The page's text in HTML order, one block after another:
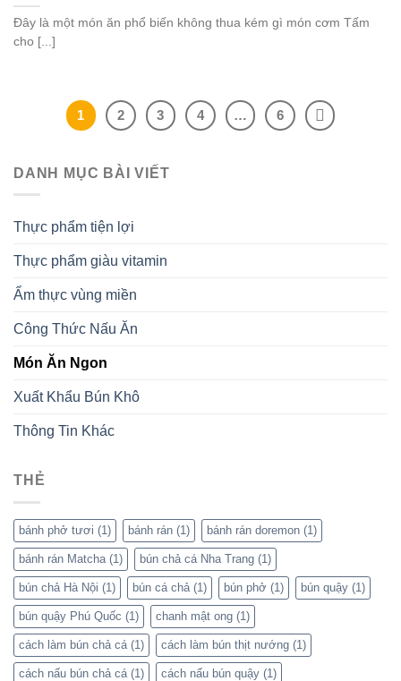
Đây là một món ăn phổ biến không thua kém gì món cơm Tấm
cho [...]
1 2 3 4 … 6
DANH MỤC BÀI VIẾT
Thực phẩm tiện lợi
Thực phẩm giàu vitamin
Ẩm thực vùng miền
Công Thức Nấu Ăn
Món Ăn Ngon
Xuất Khẩu Bún Khô
Thông Tin Khác
THẺ
bánh phở tươi (1) bánh rán (1) bánh rán doremon (1)
bánh rán Matcha (1) bún chả cá Nha Trang (1)
bún chả Hà Nội (1) bún cá chả (1) bún phở (1) bún quậy (1)
bún quậy Phú Quốc (1) chanh mật ong (1)
cách làm bún chả cá (1) cách làm bún thịt nướng (1)
cách nấu bún chả cá (1) cách nấu bún quậy (1)